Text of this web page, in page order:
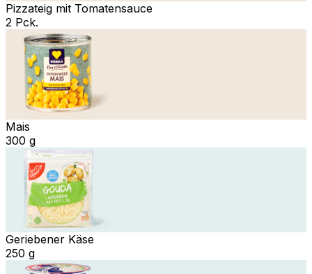
Pizzateig mit Tomatensauce
2 Pck.
Mais
300 g
Geriebener Käse
250 g